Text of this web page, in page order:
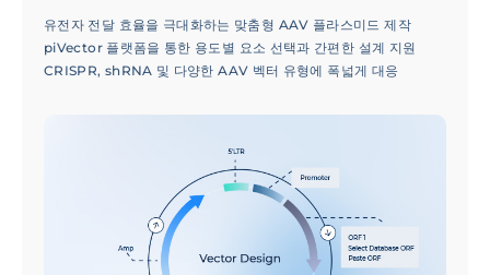
유전자 전달 효율을 극대화하는 맞춤형 AAV 플라스미드 제작
piVector 플랫폼을 통한 용도별 요소 선택과 간편한 설계 지원
CRISPR, shRNA 및 다양한 AAV 벡터 유형에 폭넓게 대응